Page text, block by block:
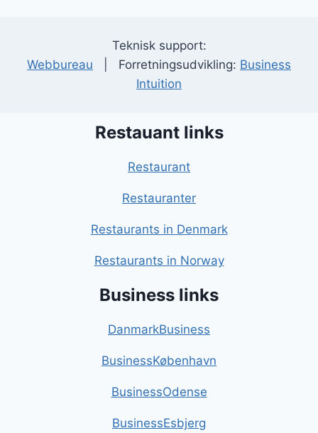
Teknisk support:
Webbureau | Forretningsudvikling: Business
Intuition
Restauant links
Restaurant
Restauranter
Restaurants in Denmark
Restaurants in Norway
Business links
DanmarkBusiness
BusinessKøbenhavn
BusinessOdense
BusinessEsbjerg